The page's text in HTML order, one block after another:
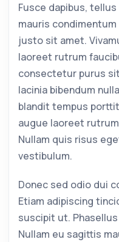
Fusce dapibus,
mauris
justo sit amet.
laoreet rutrum
consectetur purus
lacinia bibendum
blandit tempus
augue laoreet
Nullam quis risus
vestibulum.
Donec sed odio dui
Etiam adipiscing
suscipit ut.
Nullam eu sagittis